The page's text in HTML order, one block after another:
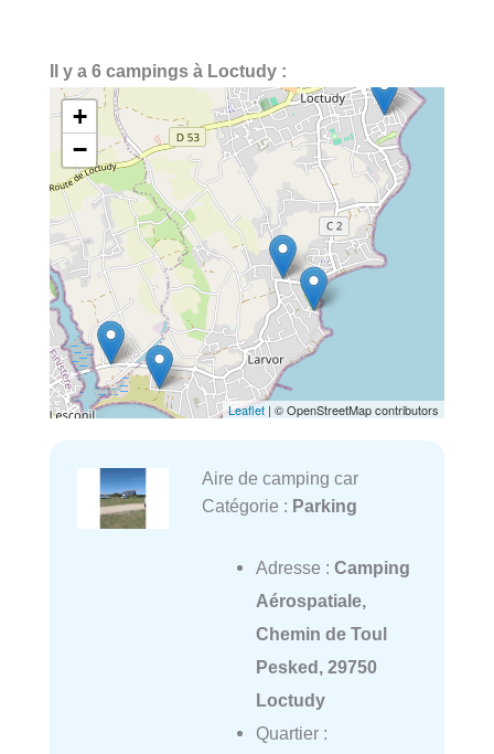
Il y a 6 campings à Loctudy :
+
−
Leaflet | © OpenStreetMap contributors
Aire de camping car
Catégorie : Parking
Adresse : Camping
Aérospatiale,
Chemin de Toul
Pesked, 29750
Loctudy
Quartier :